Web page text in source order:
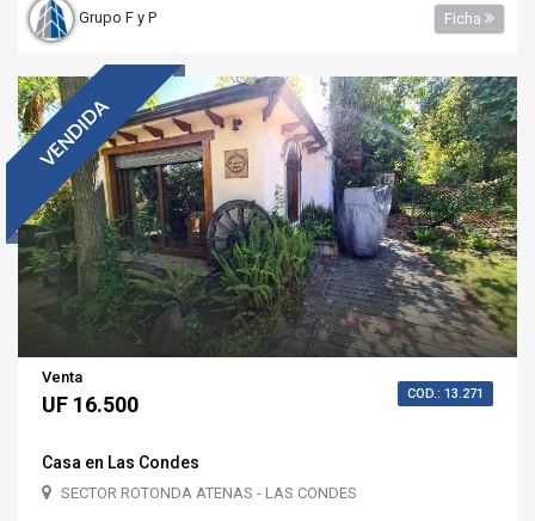
Grupo F y P Ficha
VENDIDA
Venta
UF 16.500 COD.: 13.271
Casa en Las Condes
SECTOR ROTONDA ATENAS - LAS CONDES